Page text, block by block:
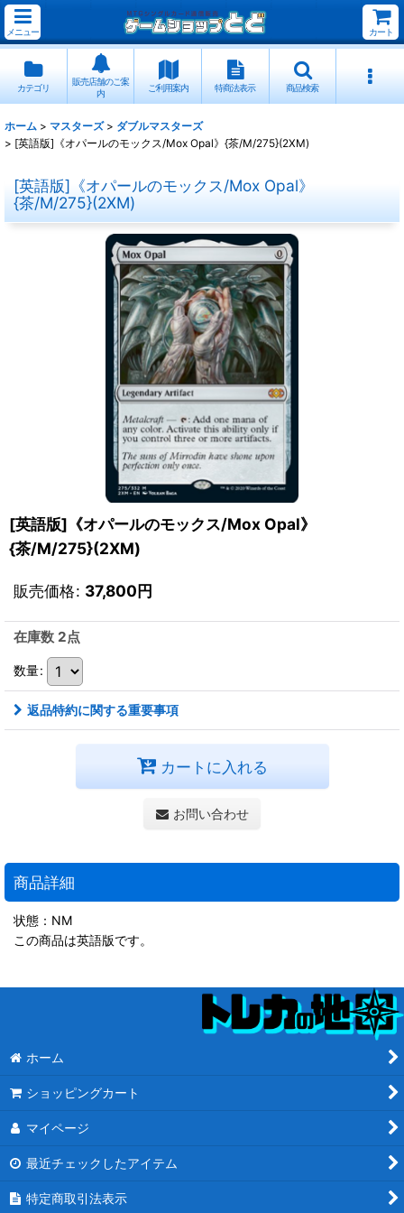
メニュー カート
カテゴリ
販売店舗のご案
内
ご利用案内 特商法表示 商品検索
ホーム > マスターズ > ダブルマスターズ
> [英語版]《オパールのモックス/Mox Opal》{茶/M/275}(2XM)
[英語版]《オパールのモックス/Mox Opal》
{茶/M/275}(2XM)
[英語版]《オパールのモックス/Mox Opal》
{茶/M/275}(2XM)
販売価格: 37,800円
在庫数 2点
数量:
返品特約に関する重要事項
カートに入れる
お問い合わせ
商品詳細
状態：NM
この商品は英語版です。
ホーム
ショッピングカート
マイページ
最近チェックしたアイテム
特定商取引法表示